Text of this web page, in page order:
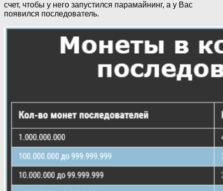
счет, чтобы у него запустился парамайнинг, а у Вас
появился последователь.